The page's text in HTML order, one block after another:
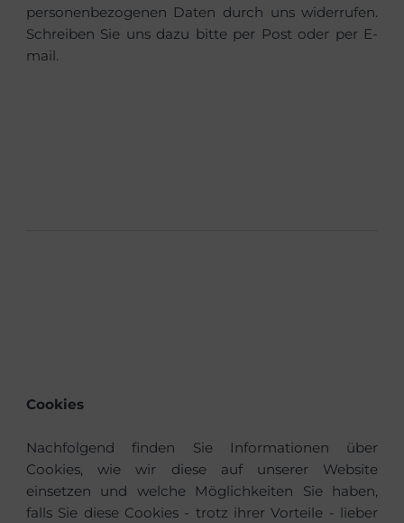
personenbezogenen Daten durch uns widerrufen.
Schreiben Sie uns dazu bitte per Post oder per E-
mail.
Cookies
Nachfolgend finden Sie Informationen über
Cookies, wie wir diese auf unserer Website
einsetzen und welche Möglichkeiten Sie haben,
falls Sie diese Cookies - trotz ihrer Vorteile - lieber